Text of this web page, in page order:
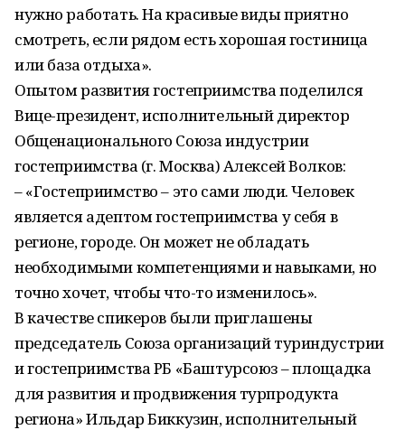
нужно работать. На красивые виды приятно
смотреть, если рядом есть хорошая гостиница
или база отдыха».
Опытом развития гостеприимства поделился
Вице-президент, исполнительный директор
Общенационального Союза индустрии
гостеприимства (г. Москва) Алексей Волков:
– «Гостеприимство – это сами люди. Человек
является адептом гостеприимства у себя в
регионе, городе. Он может не обладать
необходимыми компетенциями и навыками, но
точно хочет, чтобы что-то изменилось».
В качестве спикеров были приглашены
председатель Союза организаций туриндустрии
и гостеприимства РБ «Баштурсоюз – площадка
для развития и продвижения турпродукта
региона» Ильдар Биккузин, исполнительный